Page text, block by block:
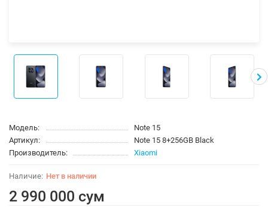
Модель:
Note 15
Артикул:
Note 15 8+256GB Black
Производитель:
Xiaomi
Нет в наличии
2 990 000 сум